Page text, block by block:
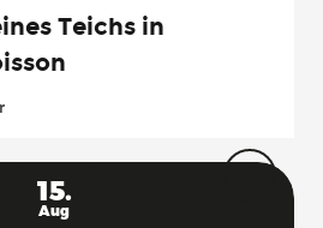
Teichs in
15.
Aug